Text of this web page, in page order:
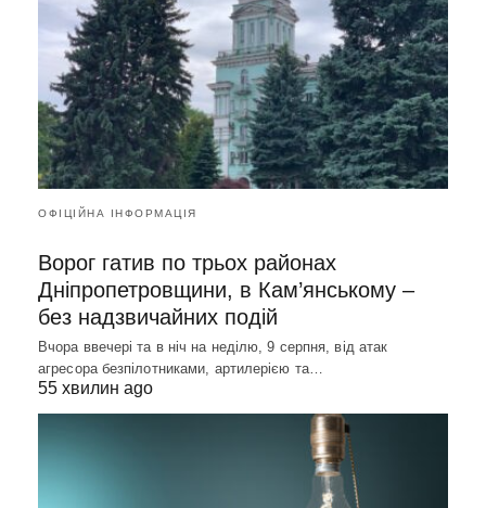
ОФІЦІЙНА ІНФОРМАЦІЯ
Ворог гатив по трьох районах
Дніпропетровщини, в Кам’янському –
без надзвичайних подій
Вчора ввечері та в ніч на неділю, 9 серпня, від атак
агресора безпілотниками, артилерією та…
55 хвилин ago